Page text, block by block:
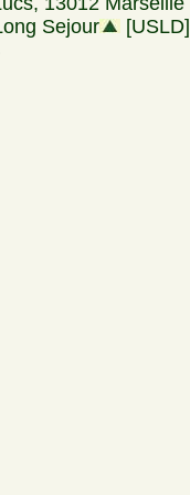
Sejour
[USLD]